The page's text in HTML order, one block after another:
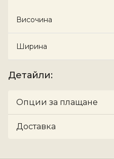
Височина
Ширина
Детайли:
Опции за плащане
Доставка